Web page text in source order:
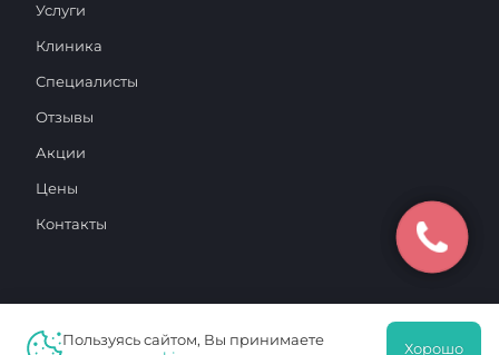
Услуги
Клиника
Специалисты
Отзывы
Акции
Цены
Контакты
2025 © «Московский Доктор»
Пользуясь сайтом, Вы принимаете
Хорошо